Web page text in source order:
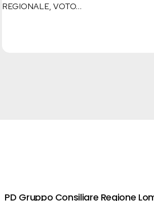
REGIONALE, VOTO…
PD Gruppo Consiliare Regione